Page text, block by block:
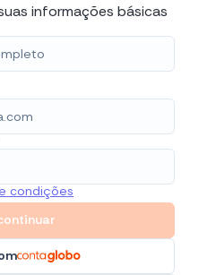
informações básicas
condições